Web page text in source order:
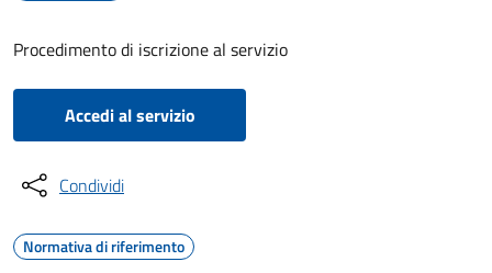
Procedimento di iscrizione al servizio
Accedi al servizio
Condividi
Normativa di riferimento